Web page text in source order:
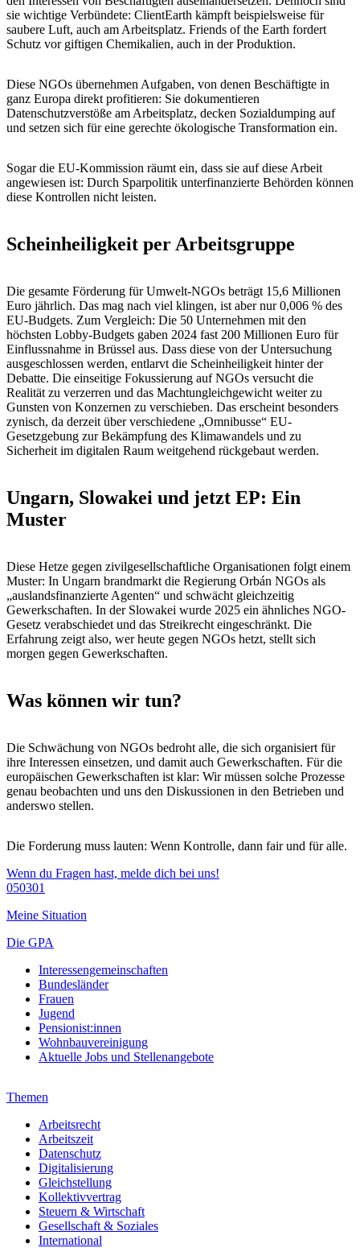
sie wichtige Verbündete: ClientEarth kämpft beispielsweise für
saubere Luft, auch am Arbeitsplatz. Friends of the Earth fordert
Schutz vor giftigen Chemikalien, auch in der Produktion.
Diese NGOs übernehmen Aufgaben, von denen Beschäftigte in
ganz Europa direkt profitieren: Sie dokumentieren
Datenschutzverstöße am Arbeitsplatz, decken Sozialdumping auf
und setzen sich für eine gerechte ökologische Transformation ein.
Sogar die EU-Kommission räumt ein, dass sie auf diese Arbeit
angewiesen ist: Durch Sparpolitik unterfinanzierte Behörden können
diese Kontrollen nicht leisten.
Scheinheiligkeit per Arbeitsgruppe
Die gesamte Förderung für Umwelt-NGOs beträgt 15,6 Millionen
Euro jährlich. Das mag nach viel klingen, ist aber nur 0,006 % des
EU-Budgets. Zum Vergleich: Die 50 Unternehmen mit den
höchsten Lobby-Budgets gaben 2024 fast 200 Millionen Euro für
Einflussnahme in Brüssel aus. Dass diese von der Untersuchung
ausgeschlossen werden, entlarvt die Scheinheiligkeit hinter der
Debatte. Die einseitige Fokussierung auf NGOs versucht die
Realität zu verzerren und das Machtungleichgewicht weiter zu
Gunsten von Konzernen zu verschieben. Das erscheint besonders
zynisch, da derzeit über verschiedene „Omnibusse“ EU-
Gesetzgebung zur Bekämpfung des Klimawandels und zu
Sicherheit im digitalen Raum weitgehend rückgebaut werden.
Ungarn, Slowakei und jetzt EP: Ein
Muster
Diese Hetze gegen zivilgesellschaftliche Organisationen folgt einem
Muster: In Ungarn brandmarkt die Regierung Orbán NGOs als
„auslandsfinanzierte Agenten“ und schwächt gleichzeitig
Gewerkschaften. In der Slowakei wurde 2025 ein ähnliches NGO-
Gesetz verabschiedet und das Streikrecht eingeschränkt. Die
Erfahrung zeigt also, wer heute gegen NGOs hetzt, stellt sich
morgen gegen Gewerkschaften.
Was können wir tun?
Die Schwächung von NGOs bedroht alle, die sich organisiert für
ihre Interessen einsetzen, und damit auch Gewerkschaften. Für die
europäischen Gewerkschaften ist klar: Wir müssen solche Prozesse
genau beobachten und uns den Diskussionen in den Betrieben und
anderswo stellen.
Die Forderung muss lauten: Wenn Kontrolle, dann fair und für alle.
Wenn du Fragen hast, melde dich bei uns!
050301
Meine Situation
Die GPA
Interessengemeinschaften
Bundesländer
Frauen
Jugend
Pensionist:innen
Wohnbauvereinigung
Aktuelle Jobs und Stellenangebote
Themen
Arbeitsrecht
Arbeitszeit
Datenschutz
Digitalisierung
Gleichstellung
Kollektivvertrag
Steuern & Wirtschaft
Gesellschaft & Soziales
International